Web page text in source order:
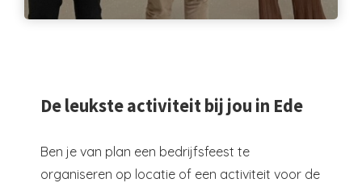
De leukste activiteit bij jou in Ede
Ben je van plan een bedrijfsfeest te
organiseren op locatie of een activiteit voor de